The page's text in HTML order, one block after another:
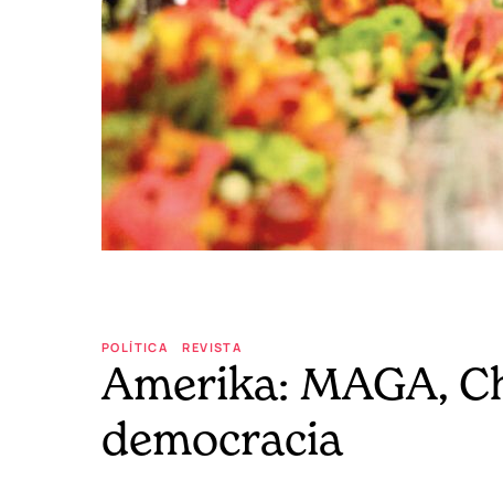
POLÍTICA REVISTA
Amerika: MAGA,
democracia